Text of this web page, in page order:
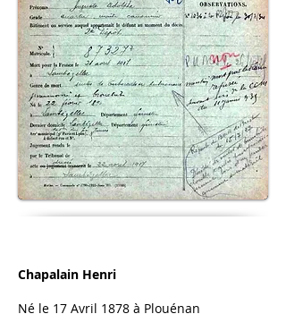
Chapalain Henri
Né le 17 Avril 1878 à Plouénan